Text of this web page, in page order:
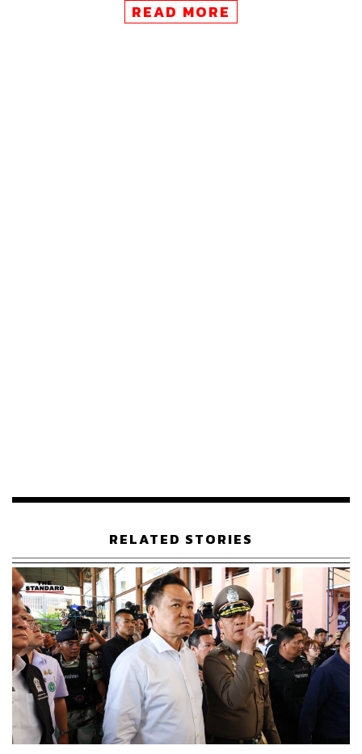
เห็นความจำเป็นที่จะต้องปรับปรุงกระบวนการยุติธรรมทาง
ช่วยเหลือประชากรกลุ่มเปราะบางเหล่านี้ และริเริ่มโครงการ
ต่างๆ เพื่อให้ความช่วยเหลือผู้ต้องขังหญิงและเด็กติดผู้ต้องขัง
โดยมีกระทรวงยุติธรรมเป็นหน่วยงานหลักในการดำเนินการ
ต่างๆ ที่เกี่ยวข้อง
ภายหลังสำเร็จการศึกษา สมเด็จพระเจ้าลูกเธอ เจ้าฟ้าพัชรกิติ
ยาภาฯ ได้รับตำแหน่งเลขานุการเอก คณะผู้แทนถาวรไทย
ประจำสหประชาชาติ ณ นครนิวยอร์ก สหรัฐอเมริกา และ
ทรงเป็นผู้แทนประเทศไทยในการประชุมสมัชชาใหญ่แห่ง
สหประชาชาติ ครั้งที่ 60 ใน พ.ศ. 2548
READ MORE
RELATED STORIES